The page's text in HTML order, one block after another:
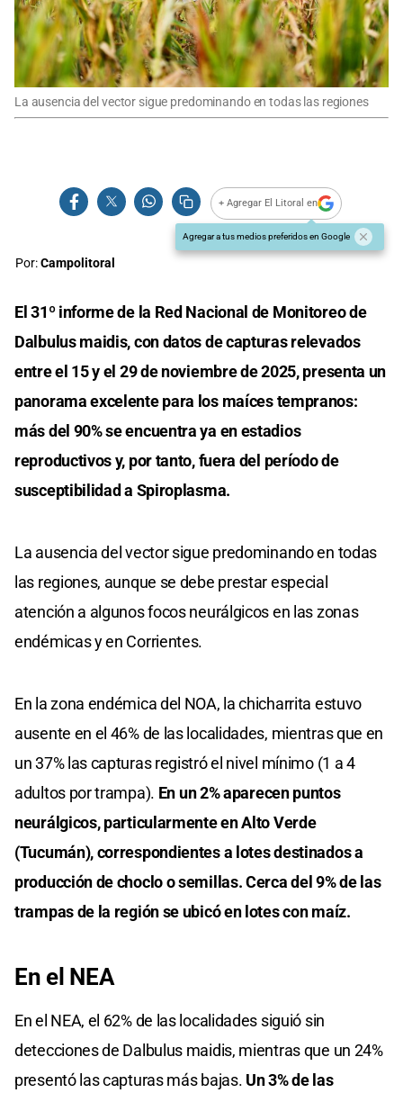
La ausencia del vector sigue predominando en todas las regiones
+ Agregar El Litoral en
Agregar a tus medios preferidos en Google
Por:Campolitoral
El 31º informe de la Red Nacional de Monitoreo de
Dalbulus maidis, con datos de capturas relevados
entre el 15 y el 29 de noviembre de 2025, presenta un
panorama excelente para los maíces tempranos:
más del 90% se encuentra ya en estadios
reproductivos y, por tanto, fuera del período de
susceptibilidad a Spiroplasma.
La ausencia del vector sigue predominando en todas
las regiones, aunque se debe prestar especial
atención a algunos focos neurálgicos en las zonas
endémicas y en Corrientes.
En la zona endémica del NOA, la chicharrita estuvo
ausente en el 46% de las localidades, mientras que en
un 37% las capturas registró el nivel mínimo (1 a 4
adultos por trampa). En un 2% aparecen puntos
neurálgicos, particularmente en Alto Verde
(Tucumán), correspondientes a lotes destinados a
producción de choclo o semillas. Cerca del 9% de las
trampas de la región se ubicó en lotes con maíz.
En el NEA
En el NEA, el 62% de las localidades siguió sin
detecciones de Dalbulus maidis, mientras que un 24%
presentó las capturas más bajas. Un 3% de las